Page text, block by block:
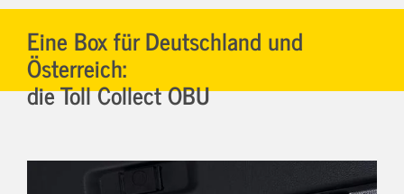
Eine Box für Deutschland und
Österreich:
die Toll Collect OBU